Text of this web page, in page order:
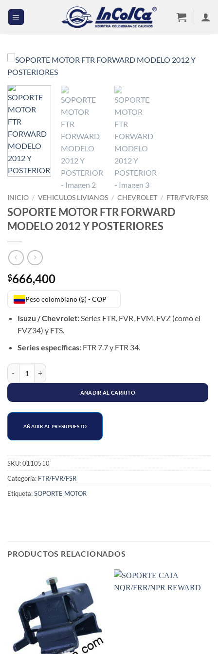
INICIO / VEHICULOS LIVIANOS / CHEVROLET / FTR/FVR/FSR
SOPORTE MOTOR FTR FORWARD
MODELO 2012 Y POSTERIORES
$666,400
Peso colombiano ($) - COP
Isuzu / Chevrolet:Series FTR, FVR, FVM, FVZ (como el
FVZ34) y FTS.
Series específicas:FTR 7.7 y FTR 34.
SOPORTE MOTOR FTR FORWARD MODELO 2012 Y POSTERIORES
AÑADIR AL CARRITO
AÑADIR AL PRESUPUESTO
SKU:0110510
Categoría: FTR/FVR/FSR
Etiqueta:SOPORTE MOTOR
PRODUCTOS RELACIONADOS